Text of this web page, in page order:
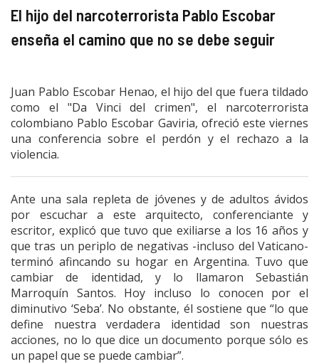
El hijo del narcoterrorista Pablo Escobar
enseña el camino que no se debe seguir
Juan Pablo Escobar Henao, el hijo del que fuera tildado
como el "Da Vinci del crimen", el narcoterrorista
colombiano Pablo Escobar Gaviria, ofreció este viernes
una conferencia sobre el perdón y el rechazo a la
violencia.
Ante una sala repleta de jóvenes y de adultos ávidos
por escuchar a este arquitecto, conferenciante y
escritor, explicó que tuvo que exiliarse a los 16 años y
que tras un periplo de negativas -incluso del Vaticano-
terminó afincando su hogar en Argentina. Tuvo que
cambiar de identidad, y lo llamaron Sebastián
Marroquín Santos. Hoy incluso lo conocen por el
diminutivo ‘Seba’. No obstante, él sostiene que “lo que
define nuestra verdadera identidad son nuestras
acciones, no lo que dice un documento porque sólo es
un papel que se puede cambiar”.